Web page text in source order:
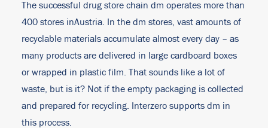
The successful drug store chain dm operates more than
400 stores inAustria. In the dm stores, vast amounts of
recyclable materials accumulate almost every day – as
many products are delivered in large cardboard boxes
or wrapped in plastic film. That sounds like a lot of
waste, but is it? Not if the empty packaging is collected
and prepared for recycling. Interzero supports dm in
this process.